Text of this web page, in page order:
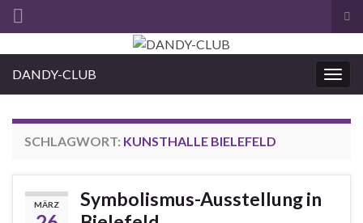
Search for:
DANDY-CLUB
SCHLAGWORT: KUNSTHALLE BIELEFELD
MÄRZ
Symbolismus-Ausstellung in